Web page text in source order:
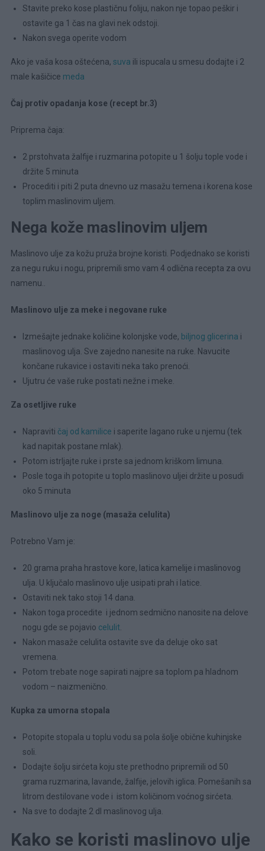
Stavite preko kose plastičnu foliju, nakon nje topao peškir i
ostavite ga 1 čas na glavi nek odstoji.
Nakon svega operite vodom
Ako je vaša kosa oštećena, suva ili ispucala u smesu dodajte i 2
male kašičice meda
Čaj protiv opadanja kose (recept br.3)
Priprema čaja:
2 prstohvata žalfije i ruzmarina potopite u 1 šolju tople vode i
držite 5 minuta
Procediti i piti 2 puta dnevno uz masažu temena i korena kose
toplim maslinovim uljem.
Nega kože maslinovim uljem
Maslinovo ulje za kožu pruža brojne koristi. Podjednako se koristi
za negu ruku i nogu, pripremili smo vam 4 odlična recepta za ovu
namenu..
Maslinovo ulje za meke i negovane ruke
Izmešajte jednake količine kolonjske vode, biljnog glicerina i
maslinovog ulja. Sve zajedno nanesite na ruke. Navucite
končane rukavice i ostaviti neka tako prenoći.
Ujutru će vaše ruke postati nežne i meke.
Za osetljive ruke
Napraviti čaj od kamilice i saperite lagano ruke u njemu (tek
kad napitak postane mlak).
Potom istrljajte ruke i prste sa jednom kriškom limuna.
Posle toga ih potopite u toplo maslinovo uljei držite u posudi
oko 5 minuta
Maslinovo ulje za noge (masaža celulita)
Potrebno Vam je:
20 grama praha hrastove kore, latica kamelije i maslinovog
ulja. U ključalo maslinovo ulje usipati prah i latice.
Ostaviti nek tako stoji 14 dana.
Nakon toga procedite i jednom sedmično nanosite na delove
nogu gde se pojavio celulit.
Nakon masaže celulita ostavite sve da deluje oko sat
vremena.
Potom trebate noge sapirati najpre sa toplom pa hladnom
vodom – naizmenično.
Kupka za umorna stopala
Potopite stopala u toplu vodu sa pola šolje obične kuhinjske
soli.
Dodajte šolju sirćeta koju ste prethodno pripremili od 50
grama ruzmarina, lavande, žalfije, jelovih iglica. Pomešanih sa
litrom destilovane vode i istom količinom voćnog sirćeta.
Na sve to dodajte 2 dl maslinovog ulja.
Kako se koristi maslinovo ulje